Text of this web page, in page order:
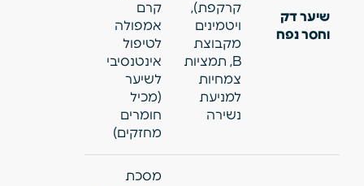
שיער דק
וחסר נפח
קרקפת),
ויטמינים
מקבוצת
B, תמציות
צמחיות
למניעת
נשירה
קרם
אמפולה
לטיפול
אינטנסיבי
לשיער
(מכיל
חומרים
מחזקים)
מסכת